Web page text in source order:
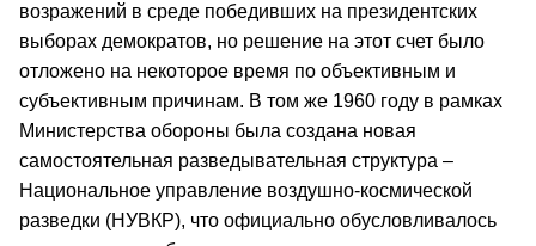
возражений в среде победивших на президентских
выборах демократов, но решение на этот счет было
отложено на некоторое время по объективным и
субъективным причинам. В том же 1960 году в рамках
Министерства обороны была создана новая
самостоятельная разведывательная структура –
Национальное управление воздушно-космической
разведки (НУВКР), что официально обусловливалось